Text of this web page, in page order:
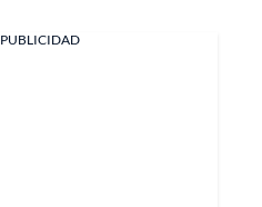
PUBLICIDAD